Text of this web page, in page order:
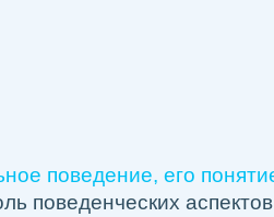
поведение, его
поведенческих